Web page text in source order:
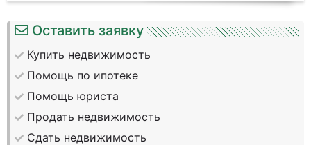
Оставить заявку
Купить недвижимость
Помощь по ипотеке
Помощь юриста
Продать недвижимость
Сдать недвижимость